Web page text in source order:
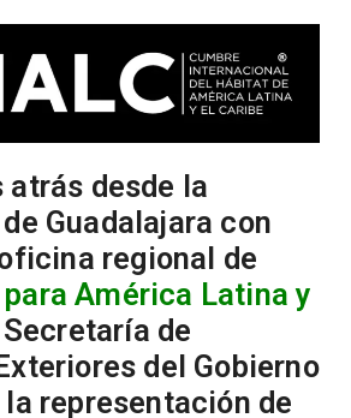
atrás desde la
Guadalajara con
regional de
América Latina y
de
del Gobierno
representación de